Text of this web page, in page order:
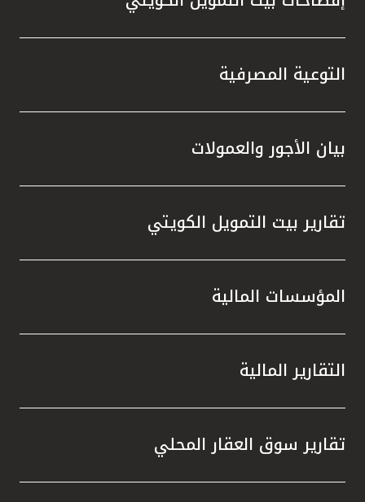
التوعية المصرفية
بيان الأجور والعمولات
تقارير بيت التمويل الكويتي
المؤسسات المالية
التقارير المالية
تقارير سوق العقار المحلي